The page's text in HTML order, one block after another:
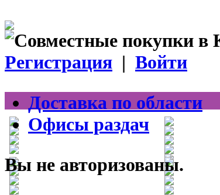
Регистрация | Войти
Доставка по области
Офисы раздач
Вы не авторизованы.